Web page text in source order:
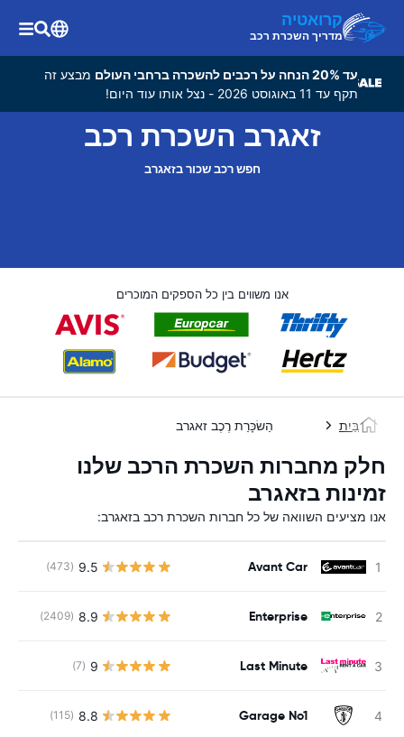
קרואטיה
מדריך השכרת רכב
עד 20% הנחה על רכבים להשכרה ברחבי העולם
מבצע זה
תקף עד 11 באוגוסט 2026 - נצל אותו עוד היום!
זאגרב השכרת רכב
חפש רכב שכור בזאגרב
אנו משווים בין כל הספקים המוכרים
בַּיִת הַשׂכָּרַת רֶכֶב זאגרב
חלק מחברות השכרת הרכב שלנו
זמינות בזאגרב
אנו מציעים השוואה של כל חברות השכרת רכב בזאגרב:
Avant Car
9.5
(473)
Enterprise
8.9
(2409)
Last Minute
9
(7)
Garage No1
8.8
(115)